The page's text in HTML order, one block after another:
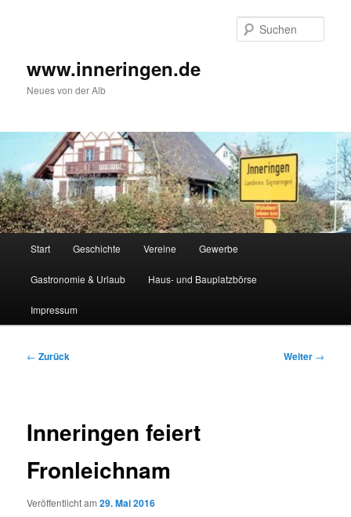
www.inneringen.de
Neues von der Alb
Start Geschichte Vereine Gewerbe
Gastronomie & Urlaub Haus- und Bauplatzbörse
Impressum
Beitragsnavigation
← Zurück Weiter →
Inneringen feiert
Fronleichnam
Veröffentlicht am29. Mai 2016